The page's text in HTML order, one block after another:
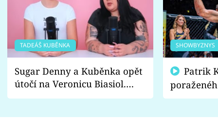
TADEÁŠ KUBĚNKA
Sugar Denny a Kuběnka opět
útočí na Veronicu Biasiol.
Proč je podle nich falešná a
SHOWBYZNYS
fanoušci